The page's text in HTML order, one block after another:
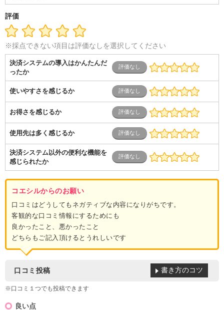
ス
士業・コンサルティング 金融・商社
不動産・保険・サ
ービス
専業主婦（夫）
営業
評価
※採点できない項目は評価なしを選択してください
決済システムの導入はかんたんだ
ったか
使いやすさを感じるか
お得さを感じるか
使用先は多く感じるか
決済システム以外の便利な機能を
感じられたか
コエシルからのお願い
口コミはどうしてもネガティブな内容になりがちです。
客観的な口コミ情報にするためにも
良かったこと、悪かったこと
どちらもご記入頂けるとうれしいです
口コミ投稿
※口コミ１つでも投稿できます
書き方のコツ
良い点